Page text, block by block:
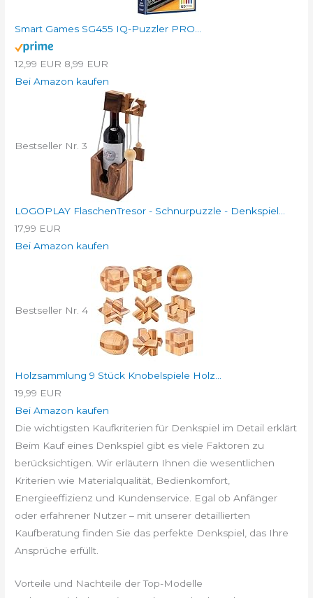
Smart Games SG455 IQ-Puzzler PRO...
12,99 EUR 8,99 EUR
Bei Amazon kaufen
Bestseller Nr. 3
LOGOPLAY FlaschenTresor - Schnurpuzzle - Denkspiel...
17,99 EUR
Bei Amazon kaufen
Bestseller Nr. 4
Holzsammlung 9 Stück Knobelspiele Holz...
19,99 EUR
Bei Amazon kaufen
Die wichtigsten Kaufkriterien für Denkspiel im Detail erklärt
Beim Kauf eines Denkspiel gibt es viele Faktoren zu
berücksichtigen. Wir erläutern Ihnen die wesentlichen
Kriterien wie Materialqualität, Bedienkomfort,
Energieeffizienz und Kundenservice. Egal ob Anfänger
oder erfahrener Nutzer – mit unserer detaillierten
Kaufberatung finden Sie das perfekte Denkspiel, das Ihre
Ansprüche erfüllt.
Vorteile und Nachteile der Top-Modelle